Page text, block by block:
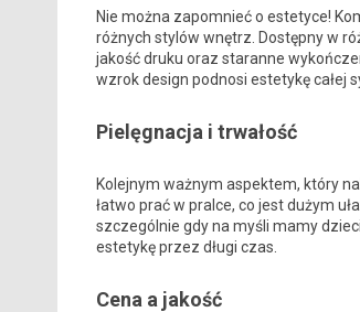
Nie można zapomnieć o estetyce!
różnych stylów wnętrz. Dostępny w
jakość druku oraz staranne
wzrok design podnosi estetykę całej
Pielęgnacja i trwałość
Kolejnym ważnym aspektem, który
łatwo prać w pralce, co jest dużym
szczególnie gdy na myśli mamy
estetykę przez długi czas.
Cena a jakość